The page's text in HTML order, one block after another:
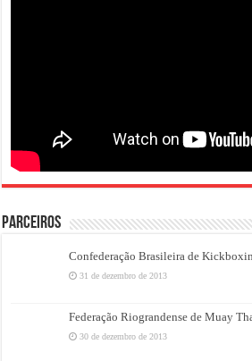
PARCEIROS
Confederação Brasileira de
31 de dezembro de 2013
Federação Riograndense de Muay
30 de dezembro de 2013